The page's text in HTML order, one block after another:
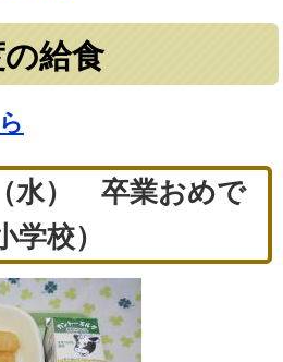
給食
水） 卒業おめで
学校）